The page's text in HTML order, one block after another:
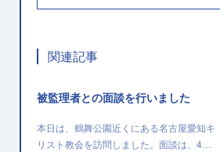
関連記事
被監理者との面談を行いました
本日は、鶴舞公園近くにある名古屋愛知キ
リスト教会を訪問しました。面談は、4…